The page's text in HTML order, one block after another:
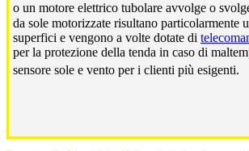
o un motore elettrico tubolare avvolge o
da sole motorizzate risultano particolarmente
superfici e vengono a volte dotate di
per la protezione della tenda in caso di
sensore sole e vento per i clienti più esigenti.